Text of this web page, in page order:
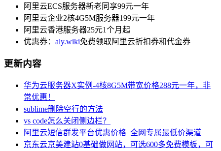
阿里云ECS服务器新老同享99元一年
阿里云企业2核4G5M服务器199元一年
阿里云香港服务器25元1个月起
优惠券： aly.wiki免费领取阿里云折扣券和代金券
更新内容
华为云服务器X实例-4核8G5M带宽价格288元一年，非
常优惠！
sublime删除空行的方法
vs code怎么关闭侧边栏？
阿里云短信群发平台优惠价格_全网专属最低价渠道
京东云京美建站0基础做网站，可选600多免费模板，可